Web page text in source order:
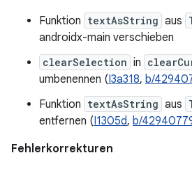
Funktion textAsString aus
androidx-main verschieben
clearSelection in
umbenennen (I3a318, b/
Funktion textAsString aus
entfernen (I1305d, b/
Fehlerkorrekturen